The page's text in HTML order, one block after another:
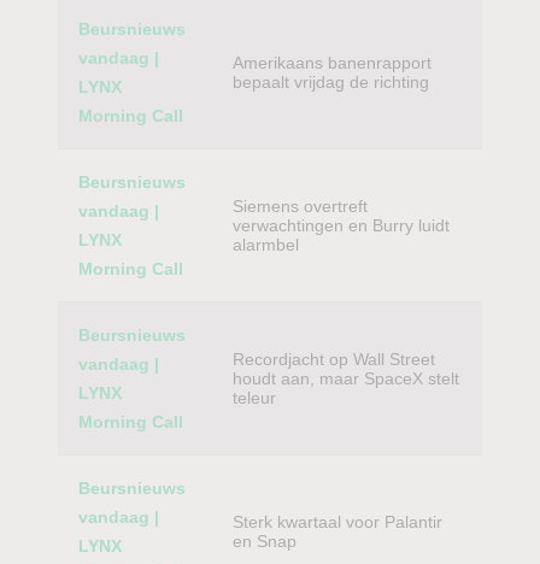
Category
Beursnieuws
vandaag |
LYNX
Morning Call
Amerikaans banenrapport
bepaalt vrijdag de richting
Beursnieuws
vandaag |
LYNX
Morning Call
Siemens overtreft
verwachtingen en Burry luidt
alarmbel
Beursnieuws
vandaag |
LYNX
Morning Call
Recordjacht op Wall Street
houdt aan, maar SpaceX stelt
teleur
Beursnieuws
vandaag |
LYNX
Sterk kwartaal voor Palantir
en Snap